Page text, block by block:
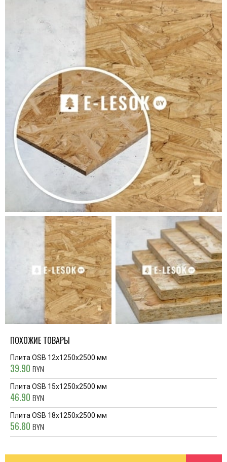
ПОХОЖИЕ ТОВАРЫ
Плита OSB 12х1250х2500 мм
39.90 BYN
Плита OSB 15х1250х2500 мм
46.90 BYN
Плита OSB 18х1250х2500 мм
56.80 BYN